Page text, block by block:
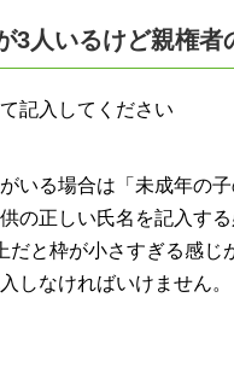
3人いるけど親権者
記入してください
いる場合は「未成年の
の正しい氏名を記入する
だと枠が小さすぎる感じ
しなければいけません。